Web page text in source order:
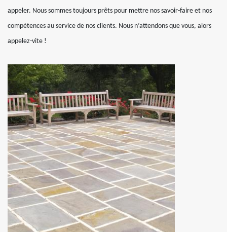
appeler. Nous sommes toujours prêts pour mettre nos savoir-faire et nos
compétences au service de nos clients. Nous n’attendons que vous, alors
appelez-vite !